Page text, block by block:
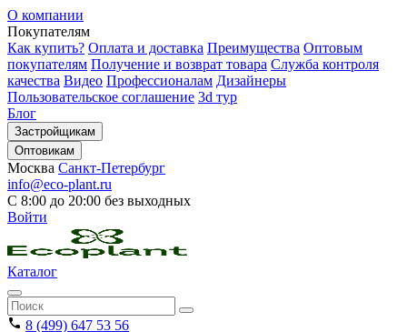
О компании
Покупателям
Как купить? Оплата и доставка Преимущества Оптовым
покупателям Получение и возврат товара Служба контроля
качества Видео Профессионалам Дизайнеры
Пользовательское соглашение 3d тур
Блог
Застройщикам
Оптовикам
Москва Санкт-Петербург
info@eco-plant.ru
С 8:00 до 20:00 без выходных
Войти
Каталог
8 (499) 647 53 56